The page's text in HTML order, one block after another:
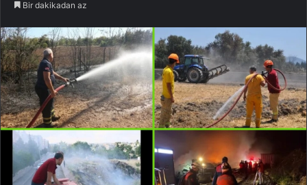
Bir dakikadan az